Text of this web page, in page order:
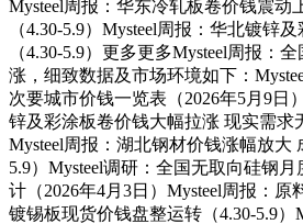
Mysteel周报：华东冷轧板卷价钱震动
（4.30-5.9）Mysteel周报：华北镀锌
（4.30-5.9）更多更多Mysteel周报：
涨，细致数据及市场环境如下：
次要城市价钱一览表（2026年5月9日
锌及彩涂板卷价钱大幅拉涨 现实需求
Mysteel周报：湖北钢材价钱涨幅放大
5.9）Mysteel调研：全国无取向硅钢
计（2026年4月3日）Mysteel周报：
镀锡板现货价钱盘整运转（4.30-5.9）